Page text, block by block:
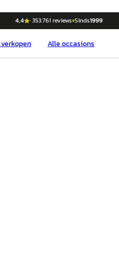
4,4 ·353.761 reviews Sinds1999
verkopen Alle occasions